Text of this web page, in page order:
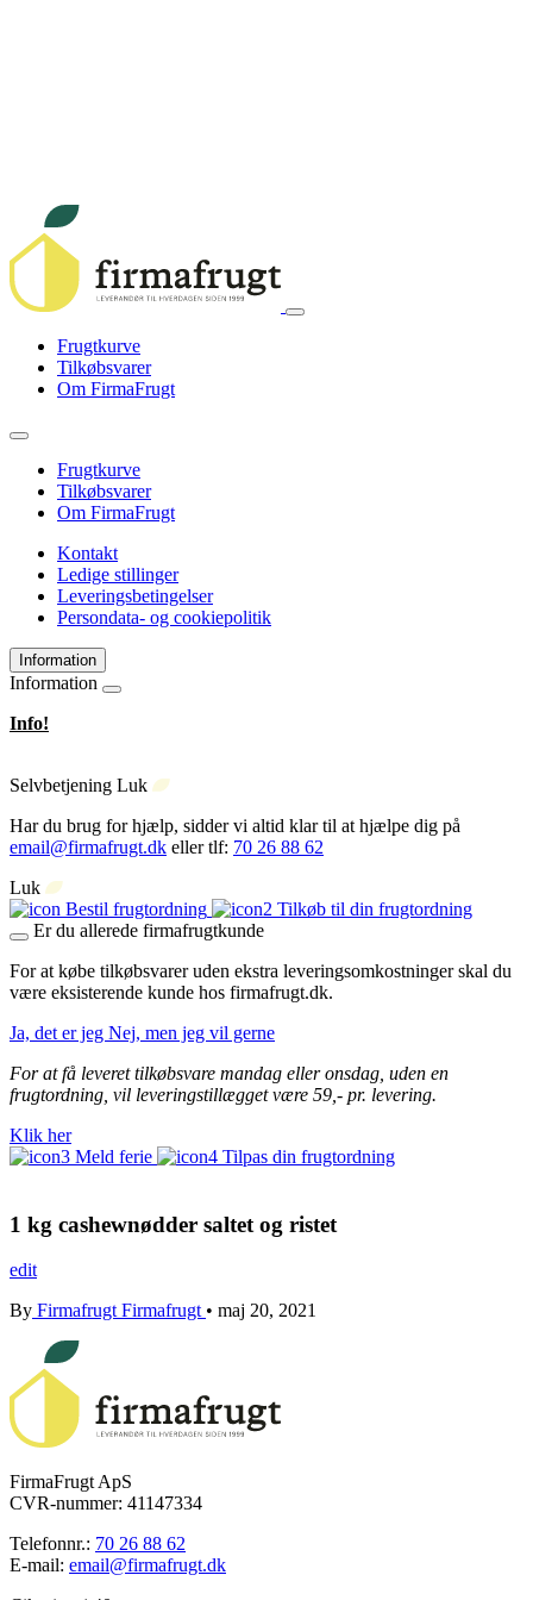
Frugtkurve
Tilkøbsvarer
Om FirmaFrugt
Frugtkurve
Tilkøbsvarer
Om FirmaFrugt
Kontakt
Ledige stillinger
Leveringsbetingelser
Persondata- og cookiepolitik
Information
Information
Info!
Selvbetjening Luk
Har du brug for hjælp, sidder vi altid klar til at hjælpe dig på
email@firmafrugt.dk eller tlf: 70 26 88 62
Luk
Bestil frugtordning
Tilkøb til din frugtordning
Er du allerede firmafrugtkunde
For at købe tilkøbsvarer uden ekstra leveringsomkostninger skal du
være eksisterende kunde hos firmafrugt.dk.
Ja, det er jeg Nej, men jeg vil gerne
For at få leveret tilkøbsvare mandag eller onsdag, uden en
frugtordning, vil leveringstillægget være 59,- pr. levering.
Klik her
Meld ferie
Tilpas din frugtordning
1 kg cashewnødder saltet og ristet
edit
By Firmafrugt Firmafrugt • maj 20, 2021
FirmaFrugt ApS
CVR-nummer: 41147334
Telefonnr.: 70 26 88 62
E-mail: email@firmafrugt.dk